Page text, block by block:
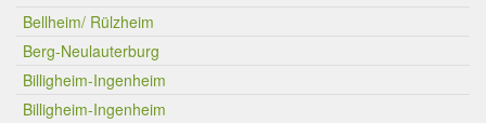
Bellheim/ Rülzheim
Berg-Neulauterburg
Billigheim-Ingenheim
Billigheim-Ingenheim